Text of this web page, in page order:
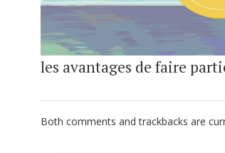
les avantages de faire
Both comments and trackbacks are